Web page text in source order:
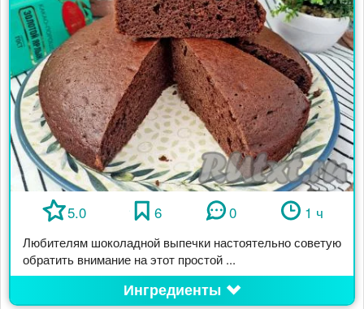
5.0 6 0 1 ч
Любителям шоколадной выпечки настоятельно советую
обратить внимание на этот простой ...
Ингредиенты